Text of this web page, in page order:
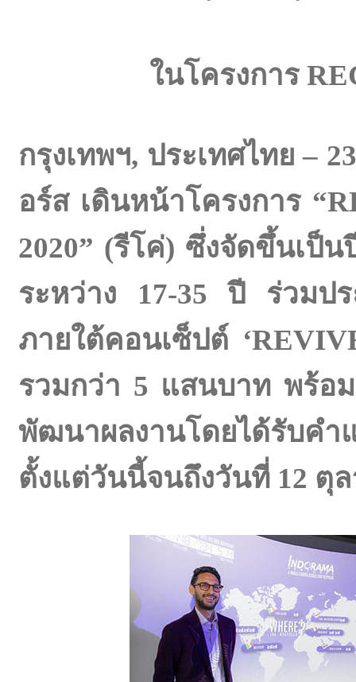
ในโครงการ
กรุงเทพฯ, ประเทศไทย –
อร์ส เดินหน้าโครงการ
2020” (รีโค่) ซึ่งจัดขึ้นเป็
ระหว่าง 17-35 ปี ร่วมป
ภายใต้คอนเซ็ปต์
รวมกว่า 5 แสนบาท พร้อม
พัฒนาผลงานโดยได้รับค
ตั้งแต่วันนี้จนถึงวันที่ 12 ตุล